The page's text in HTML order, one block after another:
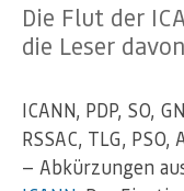
Die Flut der
die Leser
ICANN, PDP, SO,
RSSAC, TLG, PSO,
— Abkürzungen